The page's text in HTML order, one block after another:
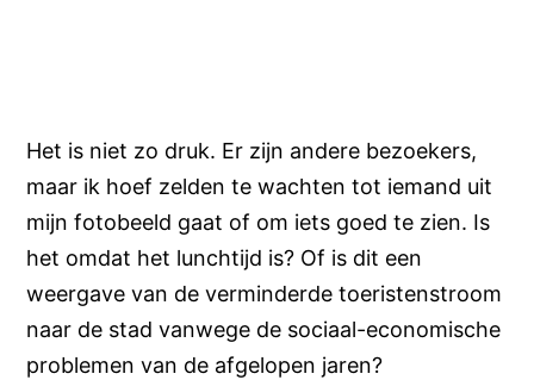
Het is niet zo druk. Er zijn andere bezoekers,
maar ik hoef zelden te wachten tot iemand uit
mijn fotobeeld gaat of om iets goed te zien. Is
het omdat het lunchtijd is? Of is dit een
weergave van de verminderde toeristenstroom
naar de stad vanwege de sociaal-economische
problemen van de afgelopen jaren?